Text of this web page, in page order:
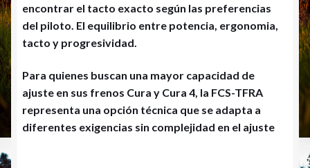
encontrar el tacto exacto según las preferencias
del piloto. El equilibrio entre potencia, ergonomia,
tacto y progresividad.
Para quienes buscan una mayor capacidad de
ajuste en sus frenos Cura y Cura 4, la FCS-TFRA
representa una opción técnica que se adapta a
diferentes exigencias sin complejidad en el ajuste